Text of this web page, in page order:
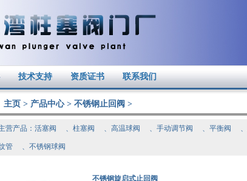
技术支持 资质证书 联系我们
主页> 产品中心> 不锈钢止回阀 >
营产品： 活塞阀 、 柱塞阀 、 高温球阀 、 手动调节阀 、 平衡阀 、
管 、 不锈钢球阀
不锈钢旋启式止回阀